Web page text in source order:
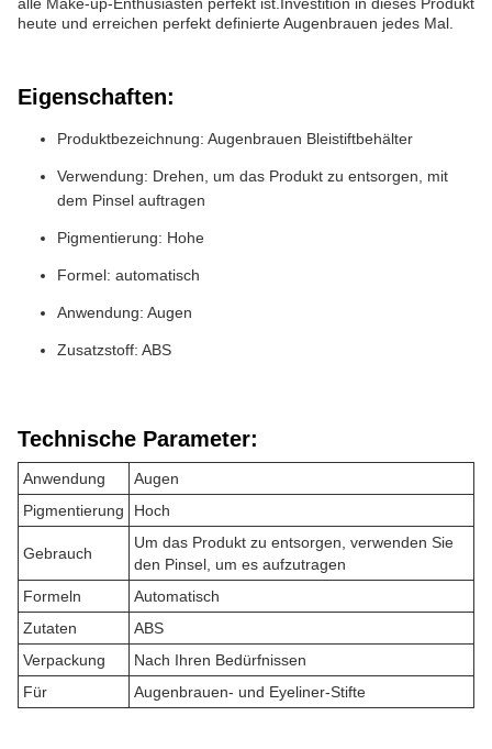
heute und erreichen perfekt definierte Augenbrauen jedes Mal.
Eigenschaften:
Produktbezeichnung: Augenbrauen Bleistiftbehälter
Verwendung: Drehen, um das Produkt zu entsorgen, mit
dem Pinsel auftragen
Pigmentierung: Hohe
Formel: automatisch
Anwendung: Augen
Zusatzstoff: ABS
Technische Parameter:
Anwendung
Augen
Pigmentierung
Hoch
Gebrauch
Um das Produkt zu entsorgen, verwenden Sie
den Pinsel, um es aufzutragen
Formeln
Automatisch
Zutaten
ABS
Verpackung
Nach Ihren Bedürfnissen
Für
Augenbrauen- und Eyeliner-Stifte